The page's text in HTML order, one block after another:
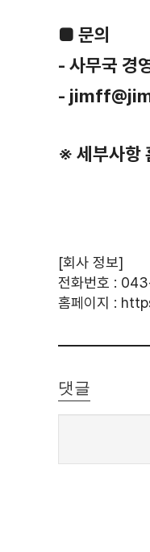
■ 문의
- 사무국 경
-
※ 세부사항
[회사 정보]
전화번호 :
홈페이지 :